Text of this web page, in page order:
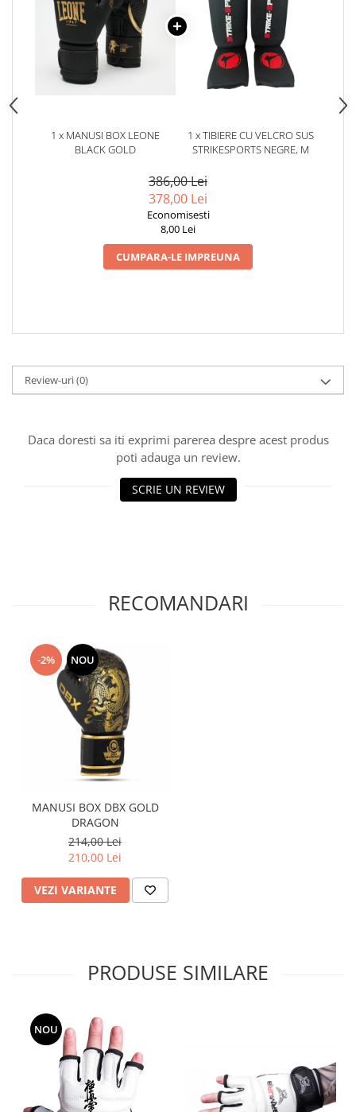
1 x MANUSI BOX LEONE
BLACK GOLD
1 x TIBIERE CU VELCRO SUS
STRIKESPORTS NEGRE, M
386,00 Lei
378,00 Lei
Economisesti
8,00 Lei
CUMPARA-LE IMPREUNA
Review-uri(0)
Daca doresti sa iti exprimi parerea despre acest produs
poti adauga un review.
SCRIE UN REVIEW
RECOMANDARI
-2% NOU
MANUSI BOX DBX GOLD
DRAGON
214,00 Lei
210,00 Lei
VEZI VARIANTE
PRODUSE SIMILARE
NOU